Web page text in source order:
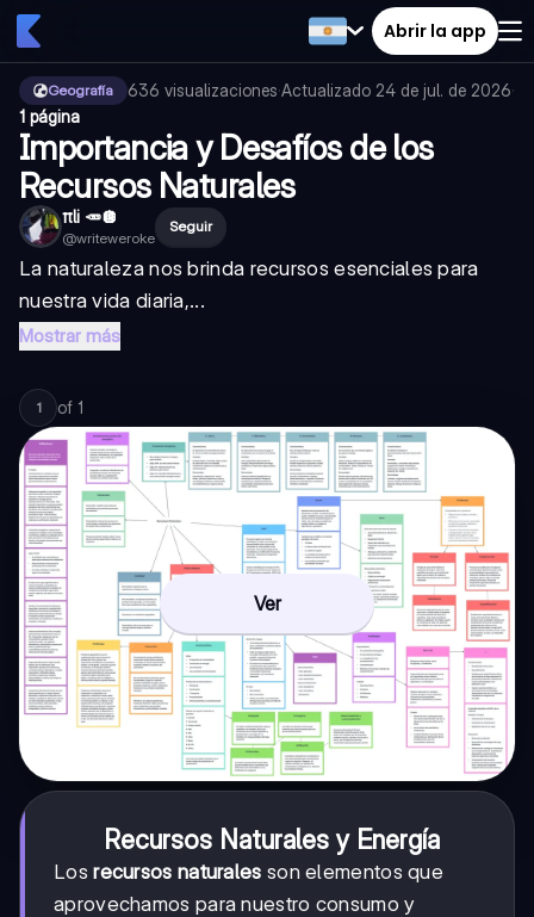
Abrir la app
Geografía 636 visualizaciones·Actualizado 24 de jul. de 2026·
1 página
Importancia y Desafíos de los
Recursos Naturales
πli 🥕🪩
@writeweroke
Seguir
La naturaleza nos brinda recursos esenciales para
nuestra vida diaria,...
Mostrar más
1 of 1
Ver
Recursos Naturales y Energía
Losrecursos naturales son elementos que
aprovechamos para nuestro consumo y